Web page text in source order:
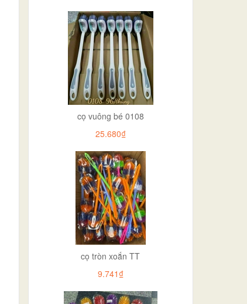
cọ vuông bé 0108
25.680₫
cọ tròn xoắn TT
9.741₫